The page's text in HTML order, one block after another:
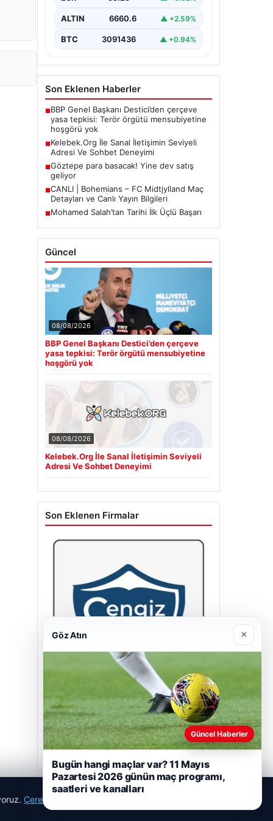
ALTIN 6660.6 ▲ +2.59%
BTC 3091436 ▲ +0.94%
Son Eklenen Haberler
■BBP Genel Başkanı Destici’den çerçeve
yasa tepkisi: Terör örgütü mensubiyetine
hoşgörü yok
■Kelebek.Org İle Sanal İletişimin Seviyeli
Adresi Ve Sohbet Deneyimi
■Göztepe para basacak! Yine dev satış
geliyor
■CANLI | Bohemians – FC Midtjylland Maç
Detayları ve Canlı Yayın Bilgileri
■Mohamed Salah’tan Tarihi İlk Üçlü Başarı
Güncel
08/08/2026
BBP Genel Başkanı Destici’den çerçeve
yasa tepkisi: Terör örgütü mensubiyetine
hoşgörü yok
08/08/2026
Kelebek.Org İle Sanal İletişimin Seviyeli
Adresi Ve Sohbet Deneyimi
Son Eklenen Firmalar
Cengiz Sigorta
23/06/2026
Çerez Politikamız
Göz Atın ×
Güncel Haberler
Bugün hangi maçlar var? 11 Mayıs
Pazartesi 2026 günün maç programı,
saatleri ve kanalları